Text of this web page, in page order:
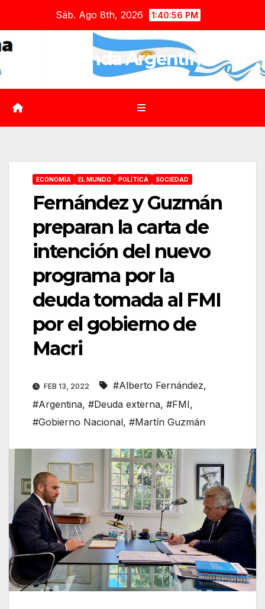
contenido
Sáb. Ago 8th, 2026 1:40:57 PM
Agenda Argentina
ECONOMÍA EL MUNDO POLÍTICA SOCIEDAD
Fernández y Guzmán
preparan la carta de
intención del nuevo
programa por la
deuda tomada al FMI
por el gobierno de
Macri
FEB 13, 2022 #Alberto Fernández,
#Argentina, #Deuda externa, #FMI,
#Gobierno Nacional, #Martín Guzmán